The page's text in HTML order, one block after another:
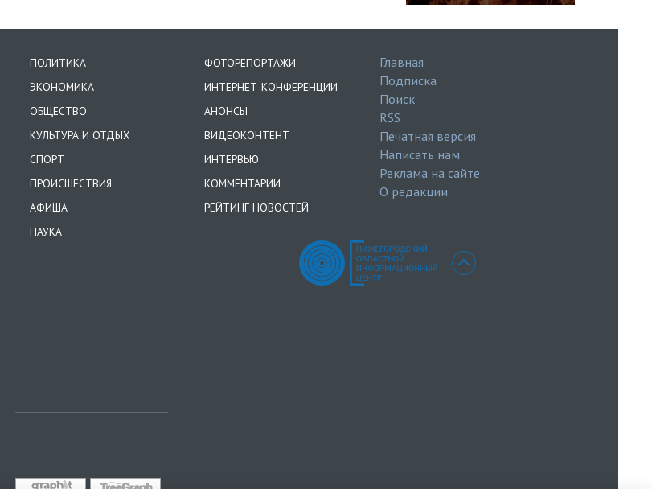
ПОЛИТИКА
ЭКОНОМИКА
ОБЩЕСТВО
КУЛЬТУРА И ОТДЫХ
СПОРТ
ПРОИСШЕСТВИЯ
АФИША
НАУКА
ФОТОРЕПОРТАЖИ
ИНТЕРНЕТ-КОНФЕРЕНЦИИ
АНОНСЫ
ВИДЕОКОНТЕНТ
ИНТЕРВЬЮ
КОММЕНТАРИИ
РЕЙТИНГ НОВОСТЕЙ
Главная
Подписка
Поиск
RSS
Печатная версия
Написать нам
Реклама на сайте
О редакции